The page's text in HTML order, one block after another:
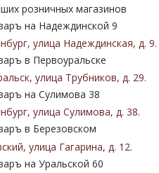
розничных магазинов
на Надеждинской 9
, улица Надеждинская, д. 9.
в Первоуральске
, улица Трубников, д. 29.
на Сулимова 38
, улица Сулимова, д. 38.
в Березовском
, улица Гагарина, д. 12.
на Уральской 60